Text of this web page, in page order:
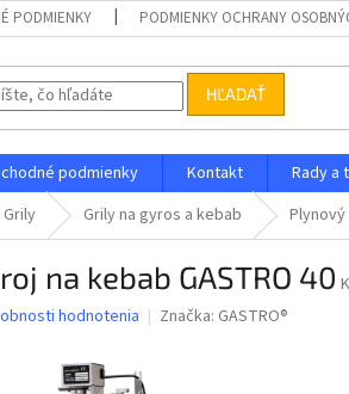
PODMIENKY PODMIENKY OCHRANY
HĽADAŤ
podmienky Kontakt
Rady a
Grily Grily na gyros a kebab Plynový
na kebab GASTRO 40
hodnotenia Značka: GASTRO®